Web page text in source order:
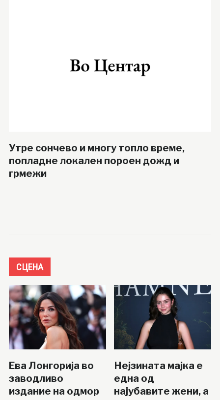
Утре сончево и многу топло време,
попладне локален пороен дожд и
грмежи
СЦЕНА
Ева Лонгорија во
заводливо
издание на одмор
Нејзината мајка е
една од
најубавите жени, а